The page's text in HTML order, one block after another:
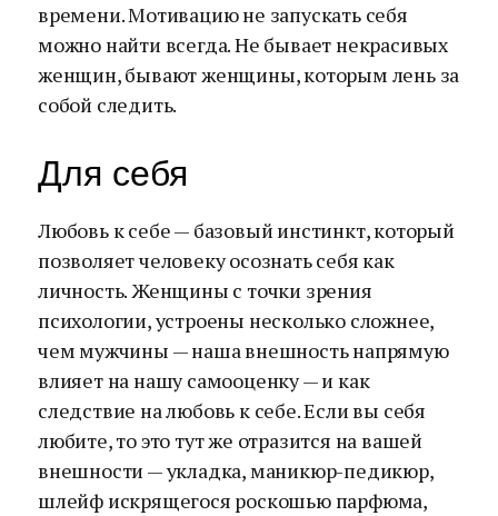
времени. Мотивацию не запускать себя
можно найти всегда. Не бывает некрасивых
женщин, бывают женщины, которым лень за
собой следить.
Для себя
Любовь к себе — базовый инстинкт, который
позволяет человеку осознать себя как
личность. Женщины с точки зрения
психологии, устроены несколько сложнее,
чем мужчины — наша внешность напрямую
влияет на нашу самооценку — и как
следствие на любовь к себе. Если вы себя
любите, то это тут же отразится на вашей
внешности — укладка, маникюр-педикюр,
шлейф искрящегося роскошью парфюма,